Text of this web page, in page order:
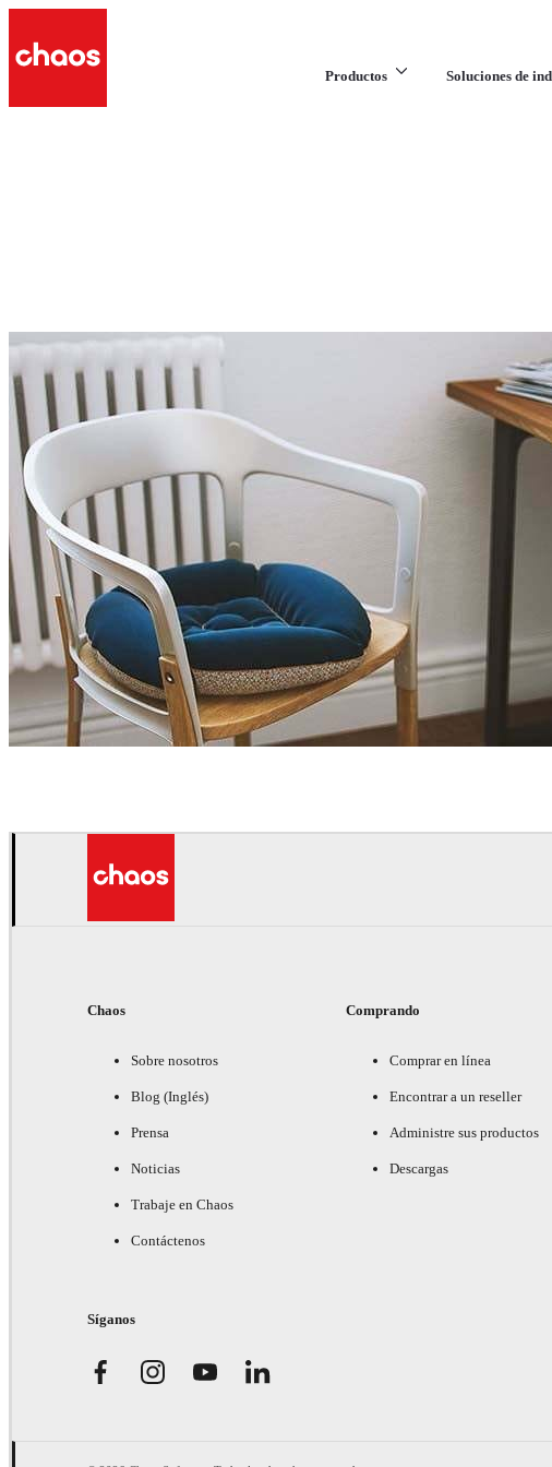
Productos Soluciones de
Chaos
Sobre nosotros
Blog (Inglés)
Prensa
Noticias
Trabaje en Chaos
Contáctenos
Comprando
Comprar en línea
Encontrar a un reseller
Administre sus productos
Descargas
Síganos